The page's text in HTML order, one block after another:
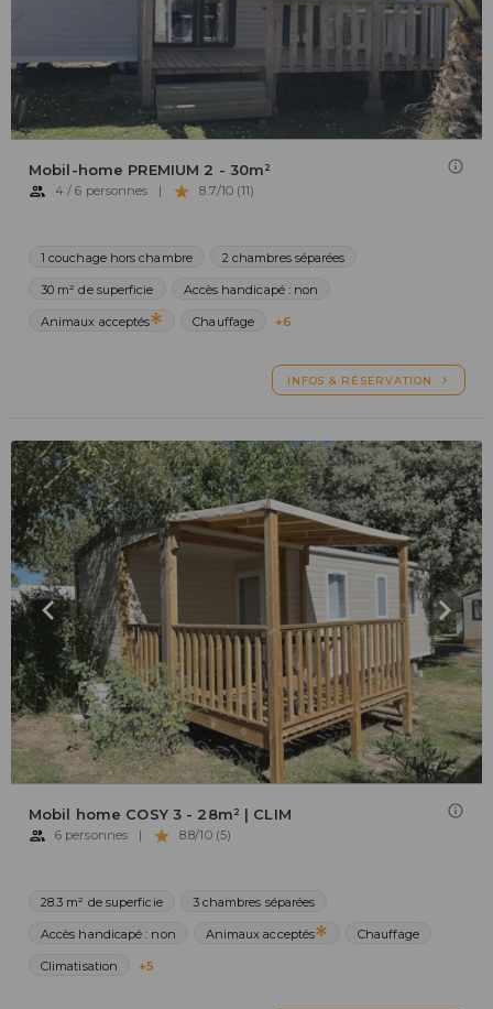
Mobil-home PREMIUM 2 - 30m²
4 / 6 personnes | 8.7/10 (11)
1 couchage hors chambre 2 chambres séparées
30 m² de superficie Accès handicapé : non
Animaux acceptés Chauffage +6
INFOS & RÉSERVATION
Mobil home COSY 3 - 28m² | CLIM
6 personnes | 8.8/10 (5)
28.3 m² de superficie 3 chambres séparées
Accès handicapé : non Animaux acceptés Chauffage
Climatisation +5